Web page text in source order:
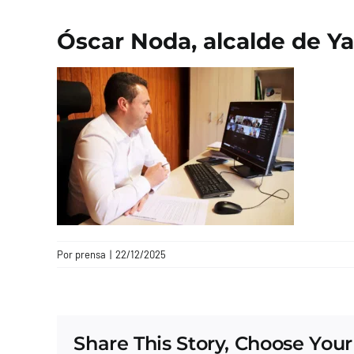
Óscar Noda, alcalde de
Por prensa | 22/12/2025
Share This Story, Choose